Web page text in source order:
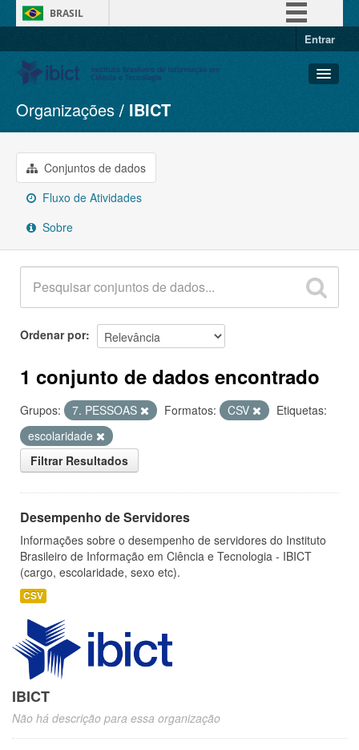
BRASIL
Entrar
Conjuntos de dados
Organizações
Grupos
Sobre
Organizações IBICT
Conjuntos de dados
Fluxo de Atividades
Sobre
Ordenar por
1 conjunto de dados encontrado
Grupos: 7. PESSOAS Formatos: CSV
Etiquetas:
escolaridade
Filtrar Resultados
Desempenho de Servidores
Informações sobre o desempenho de servidores do Instituto
Brasileiro de Informação em Ciência e Tecnologia - IBICT
(cargo, escolaridade, sexo etc).
CSV
IBICT
Não há descrição para essa organização